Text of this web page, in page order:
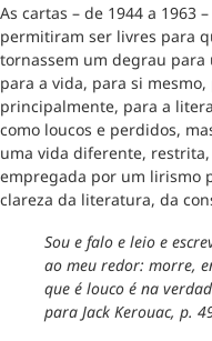
As cartas – de 1944 a 1963
permitiram ser livres para
tornassem um degrau
para a vida, para si
principalmente, para a
como loucos e perdidos,
uma vida diferente,
empregada por um lirismo
clareza da literatura, da
Sou e falo e leio e
ao meu redor: morre,
que é louco é na
para Jack Kerouac, p.